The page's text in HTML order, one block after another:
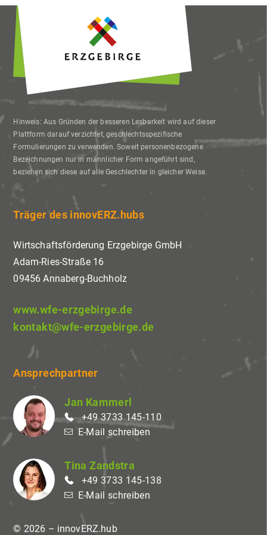
Hinweis: Aus Gründen der besseren Lesbarkeit wird auf dieser
Plattform darauf verzichtet, geschlechtsspezifische
Formulierungen zu verwenden. Soweit personenbezogene
Bezeichnungen nur in männlicher Form angeführt sind,
beziehen sich diese auf alle Geschlechter in gleicher Weise.
Träger des innovERZ.hubs
Wirtschaftsförderung Erzgebirge GmbH
Adam-Ries-Straße 16
09456 Annaberg-Buchholz
www.wfe-erzgebirge.de
kontakt@wfe-erzgebirge.de
Ansprechpartner
Jan Kammerl
+49 3733 145-110
E-Mail schreiben
Tina Zandstra
+49 3733 145-138
E-Mail schreiben
© 2026 – innovERZ.hub